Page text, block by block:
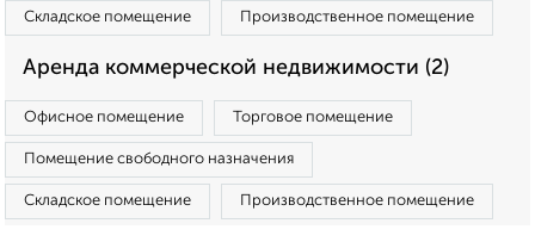
Складское помещение Производственное помещение
Аренда коммерческой недвижимости (2)
Офисное помещение Торговое помещение
Помещение свободного назначения
Складское помещение Производственное помещение